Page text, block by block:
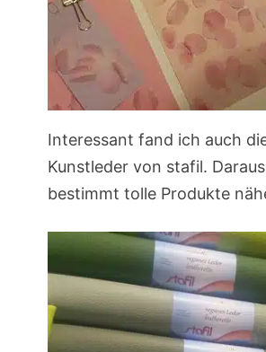
Interessant fand ich auch
Kunstleder von stafil.
bestimmt tolle Produkte